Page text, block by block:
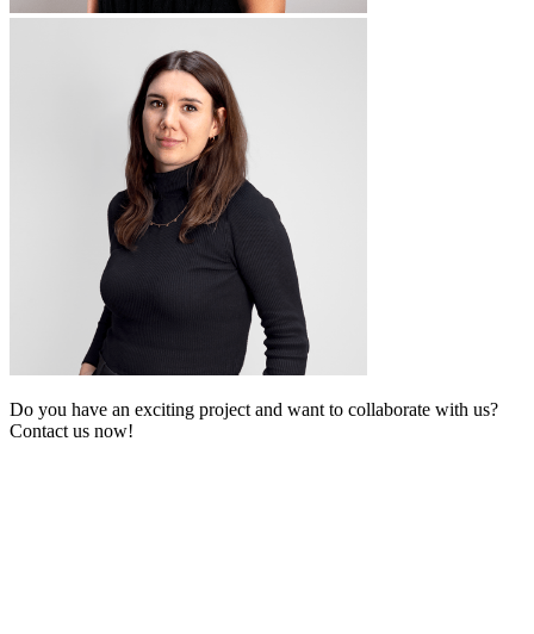
Do you have an exciting project and want to collaborate with us?
Contact us now!